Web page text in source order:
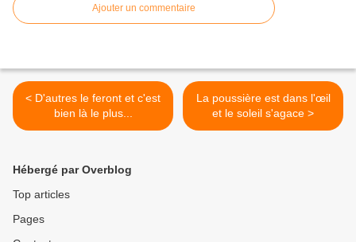
Ajouter un commentaire
< D'autres le feront et c'est
bien là le plus...
La poussière est dans l'œil
et le soleil s'agace >
Hébergé par Overblog
Top articles
Pages